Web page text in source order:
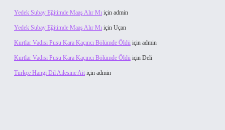
Yedek Subay Eğitimde Maaş Alır Mı için admin
Yedek Subay Eğitimde Maaş Alır Mı için Uçan
Kurtlar Vadisi Pusu Kara Kaçıncı Bölümde Öldü için admin
Kurtlar Vadisi Pusu Kara Kaçıncı Bölümde Öldü için Deli
Türkçe Hangi Dil Ailesine Ait için admin